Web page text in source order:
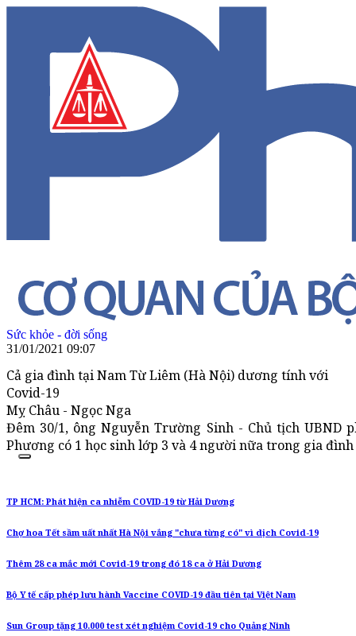
Sức khỏe - đời sống
31/01/2021 09:07
Cả gia đình tại Nam Từ Liêm (Hà Nội) dương tính với
Covid-19
Mỵ Châu - Ngọc Nga
Đêm 30/1, ông Nguyễn Trường Sinh - Chủ tịch UBND
Phương có 1 học sinh lớp 3 và 4 người nữa trong gia
TP HCM: Phát hiện ca nhiễm COVID-19 từ Hải Dương
Chợ hoa Tết sầm uất nhất Hà Nội vắng "chưa từng có" vì dịch Covid-19
Thêm 28 ca mắc mới Covid-19 trong đó 18 ca ở Hải Dương
Bộ Y tế cấp phép lưu hành Vaccine COVID-19 đầu tiên tại Việt Nam
Sun Group tặng 10.000 test xét nghiệm Covid-19 cho Quảng Ninh